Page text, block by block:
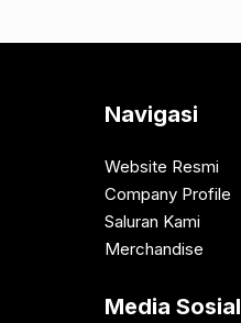
Navigasi
Website Resmi
Company Profile
Saluran Kami
Merchandise
Media Sosial